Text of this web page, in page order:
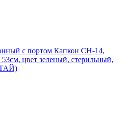
с портом Капкон CH-14,
цвет зеленый, стерильный,